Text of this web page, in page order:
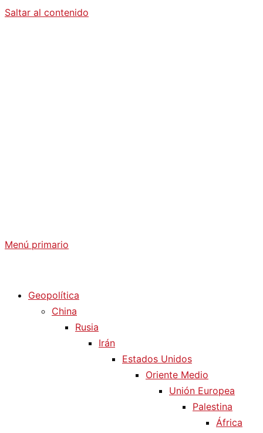
Saltar al contenido
Menú primario
Geopolítica
China
Rusia
Irán
Estados Unidos
Oriente Medio
Unión Europea
Palestina
África